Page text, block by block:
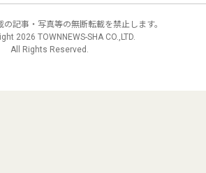
の記事・写真等の無断転載を禁止します。
2026 TOWNNEWS-SHA CO.,LTD.
All Rights Reserved.